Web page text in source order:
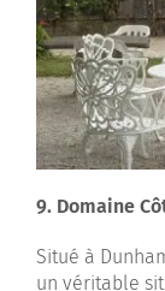
9. Domaine
Situé à
un véritable